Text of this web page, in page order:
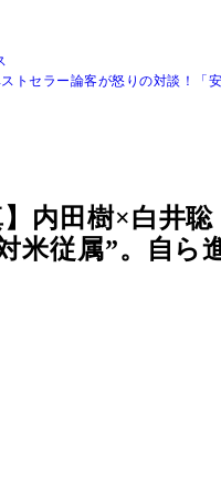
トセラー論客が怒りの対談！「
】内田樹×白井
米従属”。自ら